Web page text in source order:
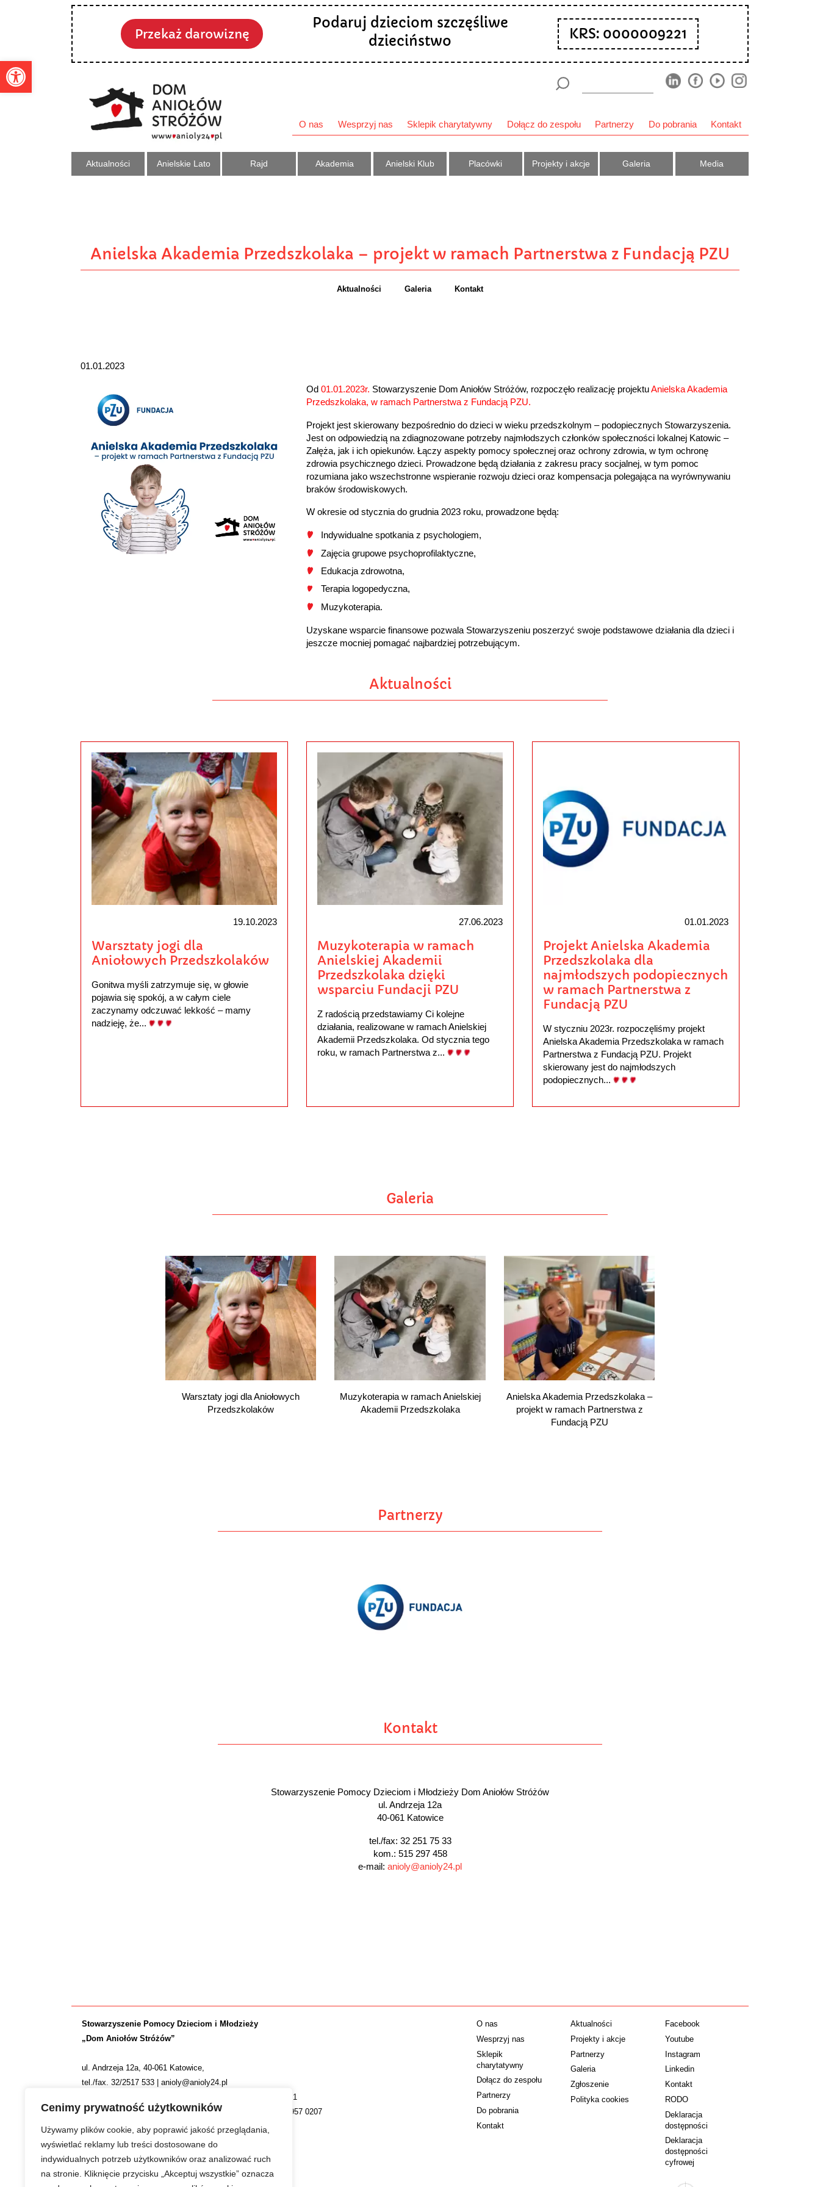
Otwórz pasek narzędzi
Cenimy prywatność użytkowników
Używamy plików cookie, aby poprawić jakość przeglądania,
wyświetlać reklamy lub treści dostosowane do
indywidualnych potrzeb użytkowników oraz analizować ruch
na stronie. Kliknięcie przycisku „Akceptuj wszystkie” oznacza
Przekaż darowiznę
Podaruj dzieciom szczęśliwe
dzieciństwo
KRS: 0000009221
O nas Wesprzyj nas Sklepik charytatywny Dołącz do zespołu Partnerzy Do pobrania Kontakt
Aktualności Anielskie Lato Rajd Akademia Anielski Klub Placówki Projekty i akcje Galeria Media
Anielska Akademia Przedszkolaka – projekt w ramach Partnerstwa z Fundacją PZU
Aktualności Galeria Kontakt
01.01.2023
Od 01.01.2023r. Stowarzyszenie Dom Aniołów Stróżów, rozpoczęło realizację projektuAnielska Akademia
Przedszkolaka, w ramach Partnerstwa z Fundacją PZU.
Projekt jest skierowany bezpośrednio do dzieci w wieku przedszkolnym – podopiecznych Stowarzyszenia.
Jest on odpowiedzią na zdiagnozowane potrzeby najmłodszych członków społeczności lokalnej Katowic –
Załęża, jak i ich opiekunów. Łączy aspekty pomocy społecznej oraz ochrony zdrowia, w tym ochronę
zdrowia psychicznego dzieci. Prowadzone będą działania z zakresu pracy socjalnej, w tym pomoc
rozumiana jako wszechstronne wspieranie rozwoju dzieci oraz kompensacja polegająca na wyrównywaniu
braków środowiskowych.
W okresie od stycznia do grudnia 2023 roku, prowadzone będą:
Indywidualne spotkania z psychologiem,
Zajęcia grupowe psychoprofilaktyczne,
Edukacja zdrowotna,
Terapia logopedyczna,
Muzykoterapia.
Uzyskane wsparcie finansowe pozwala Stowarzyszeniu poszerzyć swoje podstawowe działania dla dzieci i
jeszcze mocniej pomagać najbardziej potrzebującym.
Aktualności
19.10.2023
Warsztaty jogi dla
Aniołowych Przedszkolaków
Gonitwa myśli zatrzymuje się, w głowie
pojawia się spokój, a w całym ciele
zaczynamy odczuwać lekkość – mamy
nadzieję, że...
27.06.2023
Muzykoterapia w ramach
Anielskiej Akademii
Przedszkolaka dzięki
wsparciu Fundacji PZU
Z radością przedstawiamy Ci kolejne
działania, realizowane w ramach Anielskiej
Akademii Przedszkolaka. Od stycznia tego
roku, w ramach Partnerstwa z...
01.01.2023
Projekt Anielska Akademia
Przedszkolaka dla
najmłodszych podopiecznych
w ramach Partnerstwa z
Fundacją PZU
W styczniu 2023r. rozpoczęliśmy projekt
Anielska Akademia Przedszkolaka w ramach
Partnerstwa z Fundacją PZU. Projekt
skierowany jest do najmłodszych
podopiecznych...
Galeria
Warsztaty jogi dla Aniołowych
Przedszkolaków
Muzykoterapia w ramach Anielskiej
Akademii Przedszkolaka
Anielska Akademia Przedszkolaka –
projekt w ramach Partnerstwa z
Fundacją PZU
Partnerzy
Kontakt
Stowarzyszenie Pomocy Dzieciom i Młodzieży Dom Aniołów Stróżów
ul. Andrzeja 12a
40-061 Katowice
tel./fax: 32 251 75 33
kom.: 515 297 458
e-mail: anioly@anioly24.pl
Stowarzyszenie Pomocy Dzieciom i Młodzieży
„Dom Aniołów Stróżów”
ul. Andrzeja 12a, 40-061 Katowice,
tel./fax. 32/2517 533 | anioly@anioly24.pl
NIP: 634 24 24 781 | REGON: 277553974 | KRS 0000009221
Nr konta: ING Bank Śląski S.A. 36 1050 1214 1000 0022 4957 0207
O nas
Wesprzyj nas
Sklepik
charytatywny
Dołącz do zespołu
Partnerzy
Do pobrania
Kontakt
Aktualności
Projekty i akcje
Partnerzy
Galeria
Zgłoszenie
Polityka cookies
Facebook
Youtube
Instagram
Linkedin
Kontakt
RODO
Deklaracja
dostępności
Deklaracja
dostępności
cyfrowej